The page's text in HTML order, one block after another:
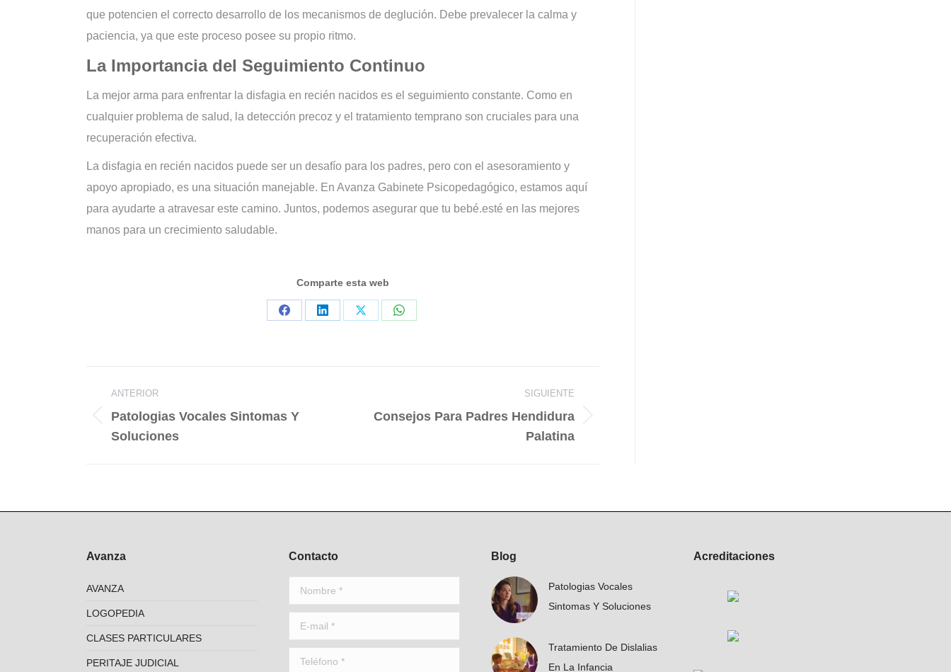
que potencien el correcto desarrollo de los mecanismos de deglución. Debe prevalecer la calma y
paciencia, ya que este proceso posee su propio ritmo.
La Importancia del Seguimiento Continuo
La mejor arma para enfrentar la disfagia en recién nacidos es el seguimiento constante. Como en
cualquier problema de salud, la detección precoz y el tratamiento temprano son cruciales para una
recuperación efectiva.
La disfagia en recién nacidos puede ser un desafío para los padres, pero con el asesoramiento y
apoyo apropiado, es una situación manejable. En Avanza Gabinete Psicopedagógico, estamos aquí
para ayudarte a atravesar este camino. Juntos, podemos asegurar que tu bebé.esté en las mejores
manos para un crecimiento saludable.
Comparte esta web
CompartirCompartirCompartirCompartir
entre
publicaciones
ANTERIOR
Publicación
Patologias Vocales Sintomas Y
Soluciones
SIGUIENTE
Publicación
Consejos Para Padres Hendidura
Palatina
Avanza
AVANZA
LOGOPEDIA
CLASES PARTICULARES
PERITAJE JUDICIAL
Contacto
Nombre *
E-mail *
Teléfono *
Blog
Patologias Vocales
Sintomas Y Soluciones
Tratamiento De Dislalias
En La Infancia
Acreditaciones